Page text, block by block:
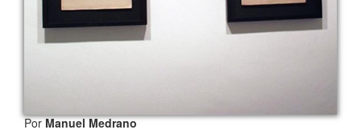
PorManuel Medrano